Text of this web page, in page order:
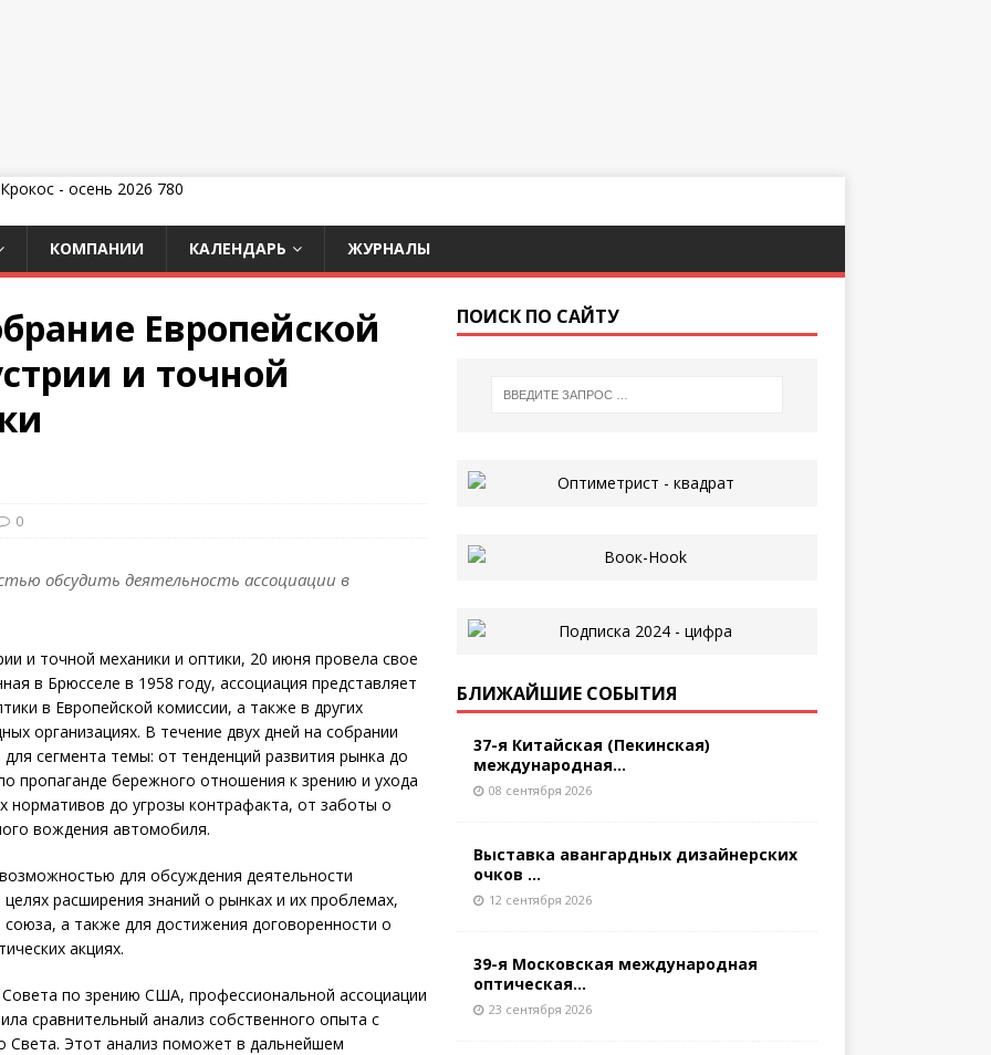
КОМПАНИИ КАЛЕНДАРЬ ЖУРНАЛЫ
Европейской
и точной
0
обсудить деятельность ассоциации в
и точной механики и оптики, 20 июня провела свое
в Брюсселе в 1958 году, ассоциация представляет
в Европейской комиссии, а также в других
организациях. В течение двух дней на собрании
сегмента темы: от тенденций развития рынка до
пропаганде бережного отношения к зрению и ухода
нормативов до угрозы контрафакта, от заботы о
вождения автомобиля.
для обсуждения деятельности
расширения знаний о рынках и их проблемах,
союза, а также для достижения договоренности о
акциях.
по зрению США, профессиональной ассоциации
сравнительный анализ собственного опыта с
Света. Этот анализ поможет в дальнейшем
ПОИСК ПО САЙТУ
БЛИЖАЙШИЕ СОБЫТИЯ
37-я Китайская (Пекинская)
международная...
08 сентября 2026
Выставка авангардных дизайнерских
очков ...
12 сентября 2026
39-я Московская международная
оптическая...
23 сентября 2026